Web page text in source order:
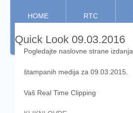
HOME RTC
Quick Look 09.03.2016
Pogledajte naslovne strane izdanja
štampanih medija za 09.03.2015.
Vaš Real Time Clipping